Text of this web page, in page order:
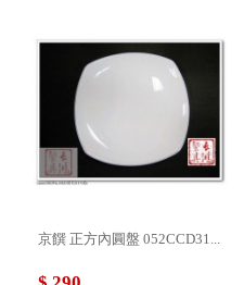
京饌 正方內圓盤 052CCD31...